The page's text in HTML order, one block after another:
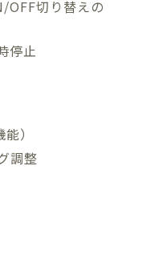
OFF切り替えの
停止
）
調整